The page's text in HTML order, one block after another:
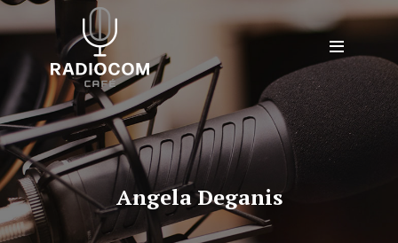
Angela Deganis